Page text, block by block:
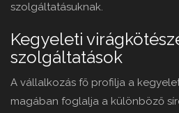
szolgáltatásuknak.
Kegyeleti
szolgáltatások
A vállalkozás fő profilja a
magában foglalja a különböző